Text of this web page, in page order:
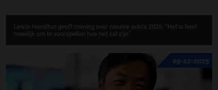
Lewis Hamilton geeft mening over nieuwe auto’s 2026: “Het is heel
moeilijk om te voorspellen hoe het zal zijn”
05-12-2025